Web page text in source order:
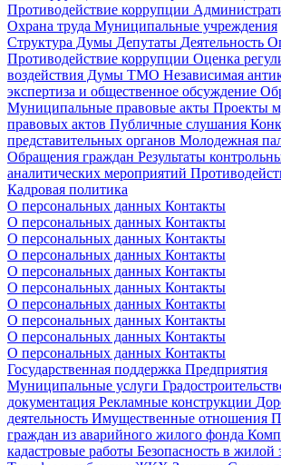
Противодействие коррупции
Охрана труда Муниципальные учреждения
Структура Думы Депутаты Деятельность
Противодействие коррупции Оценка
воздействия Думы ТМО Независимая
экспертиза и общественное обсуждение
Муниципальные правовые акты Проекты
правовых актов Публичные слушания
представительных органов Молодежная
Обращения граждан Результаты
аналитических мероприятий
Кадровая политика
О персональных данных Контакты
О персональных данных Контакты
О персональных данных Контакты
О персональных данных Контакты
О персональных данных Контакты
О персональных данных Контакты
О персональных данных Контакты
О персональных данных Контакты
О персональных данных Контакты
О персональных данных Контакты
Государственная поддержка Предприятия
Муниципальные услуги
документация Рекламные конструкции
деятельность Имущественные отношения
граждан из аварийного жилого фонда
кадастровые работы Безопасность в жилой